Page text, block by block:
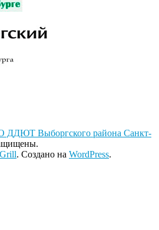
ДДЮТ Выборгского района Санкт-
. Создано на WordPress.